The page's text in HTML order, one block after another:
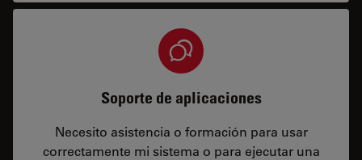
Soporte de aplicaciones
Necesito asistencia o formación para usar
correctamente mi sistema o para ejecutar una